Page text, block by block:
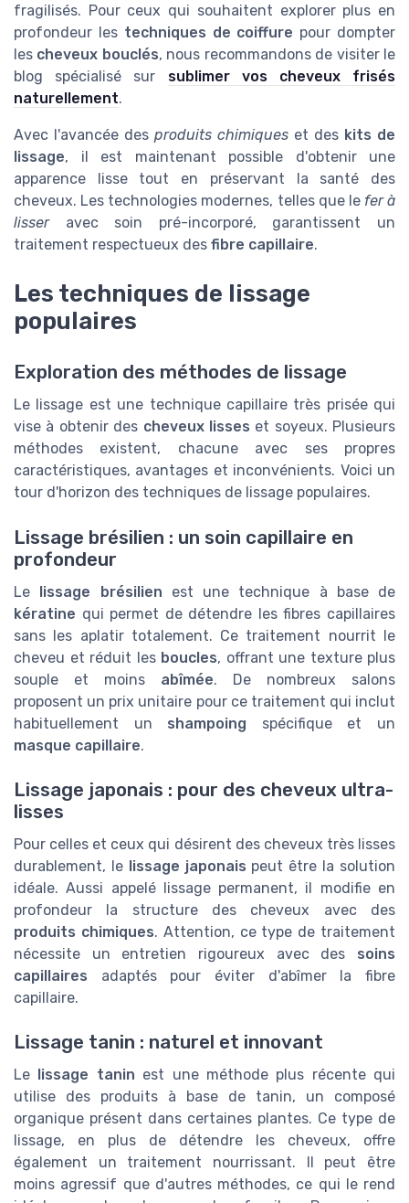
fragilisés. Pour ceux qui souhaitent explorer plus en
profondeur les techniques de coiffure pour dompter
les cheveux bouclés, nous recommandons de visiter le
blog spécialisé sur sublimer vos cheveux frisés
naturellement.
Avec l'avancée des produits chimiques et des kits de
lissage, il est maintenant possible d'obtenir une
apparence lisse tout en préservant la santé des
cheveux. Les technologies modernes, telles que le fer à
lisseravec soin pré-incorporé, garantissent un
traitement respectueux des fibre capillaire.
Les techniques de lissage
populaires
Exploration des méthodes de lissage
Le lissage est une technique capillaire très prisée qui
vise à obtenir des cheveux lisses et soyeux. Plusieurs
méthodes existent, chacune avec ses propres
caractéristiques, avantages et inconvénients. Voici un
tour d'horizon des techniques de lissage populaires.
Lissage brésilien : un soin capillaire en
profondeur
Le lissage brésilien est une technique à base de
kératine qui permet de détendre les fibres capillaires
sans les aplatir totalement. Ce traitement nourrit le
cheveu et réduit les boucles, offrant une texture plus
souple et moins abîmée. De nombreux salons
proposent un prix unitaire pour ce traitement qui inclut
habituellement un shampoing spécifique et un
masque capillaire.
Lissage japonais : pour des cheveux ultra-
lisses
Pour celles et ceux qui désirent des cheveux très lisses
durablement, le lissage japonais peut être la solution
idéale. Aussi appelé lissage permanent, il modifie en
profondeur la structure des cheveux avec des
produits chimiques. Attention, ce type de traitement
nécessite un entretien rigoureux avec des soins
capillaires adaptés pour éviter d'abîmer la fibre
capillaire.
Lissage tanin : naturel et innovant
Le lissage tanin est une méthode plus récente qui
utilise des produits à base de tanin, un composé
organique présent dans certaines plantes. Ce type de
lissage, en plus de détendre les cheveux, offre
également un traitement nourrissant. Il peut être
moins agressif que d'autres méthodes, ce qui le rend